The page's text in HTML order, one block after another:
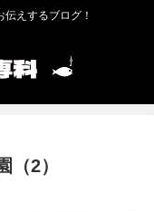
えするブログ！
2）